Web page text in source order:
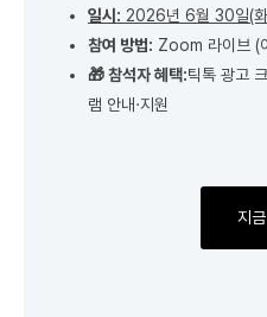
일시: 2026년 6월 30일(화
참여 방법: Zoom 라이브 (
🎁 참석자 혜택:틱톡 광고
램 안내·지원
지